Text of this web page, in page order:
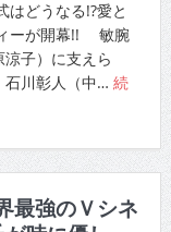
ーが開幕!! 敏腕
子）に支えら
石川彰人（中…
が時に優し